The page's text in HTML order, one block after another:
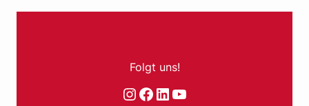
Folgt uns!
Instagram Facebook LinkedIn YouTube